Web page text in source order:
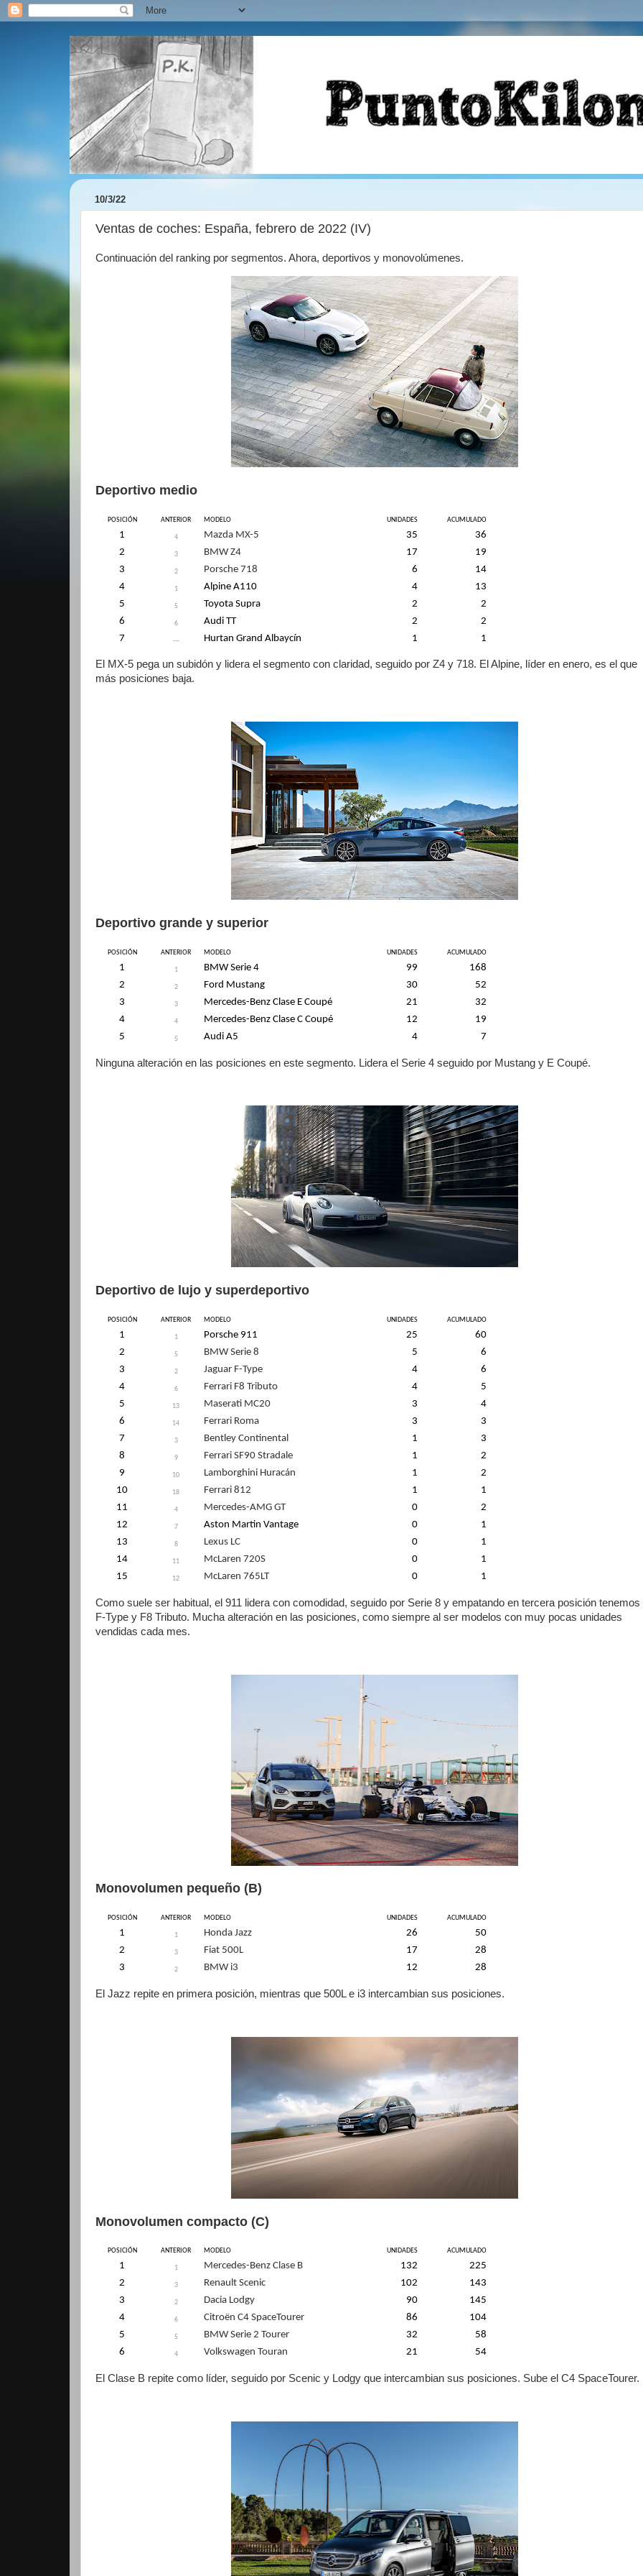
10/3/22
Ventas de coches: España, febrero de 2022 (IV)
Continuación del ranking por segmentos. Ahora, deportivos y monovolúmenes.
Deportivo medio
POSICIÓN ANTERIOR MODELO UNIDADES ACUMULADO
1 4 Mazda MX-5 35
36
2
3 BMW Z4 17
19
3
2 Porsche 718 6
14
4
1 Alpine A110 4
13
5
5 Toyota Supra 2
2
6
6 Audi TT 2
2
7
--- Hurtan Grand Albaycín 1 1
El MX-5 pega un subidón y lidera el segmento con claridad, seguido por Z4 y 718. El Alpine, líder en enero, es el que
más posiciones baja.
Deportivo grande y superior
POSICIÓN ANTERIOR MODELO UNIDADES ACUMULADO
1 1 BMW Serie 4 99
168
2
2 Ford Mustang 30
52
3
3 Mercedes-Benz Clase E Coupé 21
32
4
4 Mercedes-Benz Clase C Coupé 12
19
5
5 Audi A5 4 7
Ninguna alteración en las posiciones en este segmento. Lidera el Serie 4 seguido por Mustang y E Coupé.
Deportivo de lujo y superdeportivo
POSICIÓN ANTERIOR MODELO UNIDADES ACUMULADO
1 1 Porsche 911 25
60
2
5 BMW Serie 8 5
6
3
2 Jaguar F-Type 4
6
4
6 Ferrari F8 Tributo 4
5
5
13 Maserati MC20 3
4
6
14 Ferrari Roma 3
3
7
3 Bentley Continental 1
3
8
9 Ferrari SF90 Stradale 1
2
9
10 Lamborghini Huracán 1
2
10
18 Ferrari 812 1
1
11
4 Mercedes-AMG GT 0
2
12
7 Aston Martin Vantage 0
1
13
8 Lexus LC 0
1
14
11 McLaren 720S 0
1
15
12 McLaren 765LT 0 1
Como suele ser habitual, el 911 lidera con comodidad, seguido por Serie 8 y empatando en tercera posición tenemos
F-Type y F8 Tributo. Mucha alteración en las posiciones, como siempre al ser modelos con muy pocas unidades
vendidas cada mes.
Monovolumen pequeño (B)
POSICIÓN ANTERIOR MODELO UNIDADES ACUMULADO
1 1 Honda Jazz 26
50
2
3 Fiat 500L 17
28
3
2 BMW i3 12 28
El Jazz repite en primera posición, mientras que 500L e i3 intercambian sus posiciones.
Monovolumen compacto (C)
POSICIÓN ANTERIOR MODELO UNIDADES ACUMULADO
1 1 Mercedes-Benz Clase B 132
225
2
3 Renault Scenic 102
143
3
2 Dacia Lodgy 90
145
4
6 Citroën C4 SpaceTourer 86
104
5
5 BMW Serie 2 Tourer 32
58
6
4 Volkswagen Touran 21 54
El Clase B repite como líder, seguido por Scenic y Lodgy que intercambian sus posiciones. Sube el C4 SpaceTourer.